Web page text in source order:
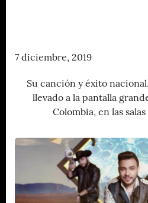
7 diciembre, 2019
Su canción y éxito nacional,
llevado a la pantalla
Colombia, en las